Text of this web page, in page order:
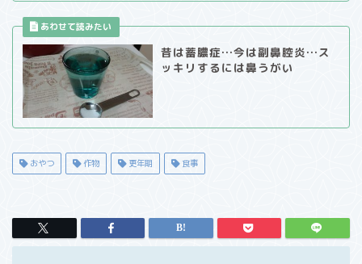
昔は蓄膿症…今は副鼻腔炎…ス
ッキリするには鼻うがい
おやつ 作物 更年期 食事